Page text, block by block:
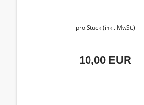
pro Stück (inkl. MwSt.)
10,00 EUR